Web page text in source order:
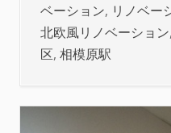
ベーション, リノベー
北欧風リノベーション,
区, 相模原駅